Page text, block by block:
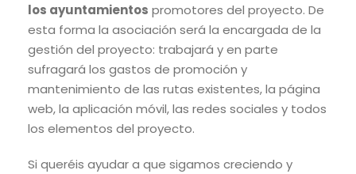
los ayuntamientos promotores del proyecto. De
esta forma la asociación será la encargada de la
gestión del proyecto: trabajará y en parte
sufragará los gastos de promoción y
mantenimiento de las rutas existentes, la página
web, la aplicación móvil, las redes sociales y todos
los elementos del proyecto.
Si queréis ayudar a que sigamos creciendo y